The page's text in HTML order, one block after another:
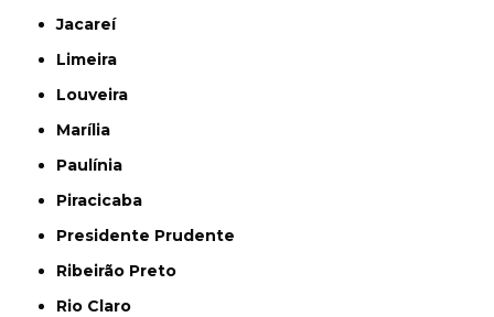
Jacareí
Limeira
Louveira
Marília
Paulínia
Piracicaba
Presidente Prudente
Ribeirão Preto
Rio Claro